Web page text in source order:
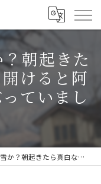
朝起きた
けると阿
ていまし
が❤️店を開けると阿蘇の山々は雪をかぶっていました✨